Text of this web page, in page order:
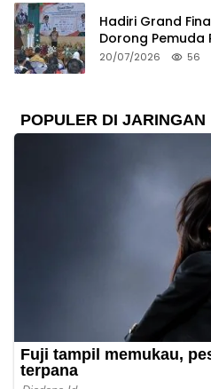
Hadiri Grand
Dorong Pemuda
20/07/2026 56